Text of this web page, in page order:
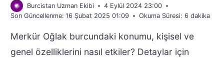
Burcistan Uzman Ekibi
4 Eylül 2024 23:00
Son Güncellenme: 16 Şubat 2025 01:09 Okuma Süresi: 6 dakika
Merkür Oğlak burcundaki konumu, kişisel ve
genel özelliklerini nasıl etkiler? Detaylar için